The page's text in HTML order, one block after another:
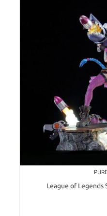
League of Legends